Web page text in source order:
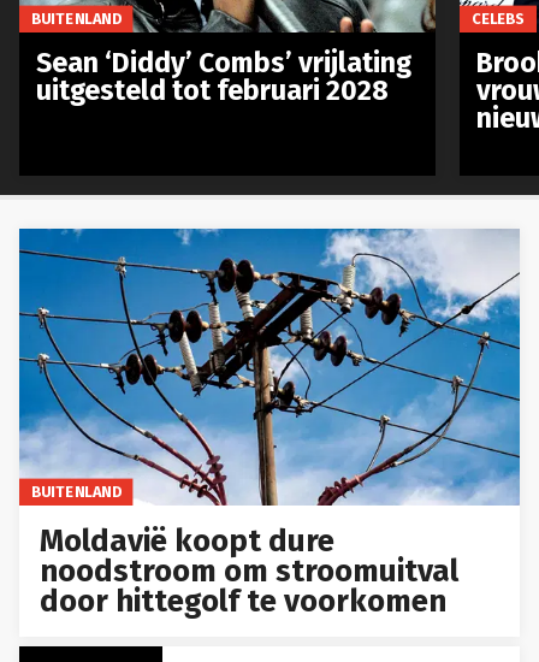
BUITENLAND
Moldavië koopt dure
noodstroom om stroomuitval
door hittegolf te voorkomen
BUITENLAND
Sean ‘Diddy’ Combs’ vrijlating
uitgesteld tot februari 2028
CELEBS